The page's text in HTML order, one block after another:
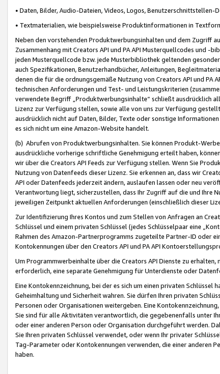
• Daten, Bilder, Audio-Dateien, Videos, Logos, Benutzerschnittstellen-
• Textmaterialien, wie beispielsweise Produktinformationen in
Neben den vorstehenden Produktwerbungsinhalten und dem Zugriff
Zusammenhang mit Creators API und PA API Musterquellcodes und
jeden Musterquellcode bzw. jede Musterbibliothek geltenden
auch Spezifikationen, Benutzerhandbücher, Anleitungen,
denen die für die ordnungsgemäße Nutzung von Creators API und PA
technischen Anforderungen und Test- und Leistungskriterien
verwendete Begriff „Produktwerbungsinhalte“ schließt ausdrücklich
Lizenz zur Verfügung stellen, sowie alle von uns zur Verfügung
ausdrücklich nicht auf Daten, Bilder, Texte oder sonstige
es sich nicht um eine Amazon-Website handelt.
(b) Abrufen von Produktwerbungsinhalten. Sie können Produkt-
ausdrückliche vorherige schriftliche Genehmigung erteilt haben,
wir über die Creators API Feeds zur Verfügung stellen. Wenn Sie
Nutzung von Datenfeeds dieser Lizenz. Sie erkennen an, dass wir
API oder Datenfeeds jederzeit ändern, auslaufen lassen oder neu
Verantwortung liegt, sicherzustellen, dass Ihr Zugriff auf die und Ihre
jeweiligen Zeitpunkt aktuellen Anforderungen (einschließlich dieser
Zur Identifizierung Ihres Kontos und zum Stellen von Anfragen an
Schlüssel und einem privaten Schlüssel (jedes Schlüsselpaar eine
Rahmen des Amazon-Partnerprogramms zugeteilte Partner-ID oder
Kontokennungen über den Creators API und PA API
Um Programmwerbeinhalte über die Creators API Dienste zu
erforderlich, eine separate Genehmigung für Unterdienste oder
Eine Kontokennzeichnung, bei der es sich um einen privaten
Geheimhaltung und Sicherheit wahren. Sie dürfen Ihren privaten
Personen oder Organisationen weitergeben. Eine
Sie sind für alle Aktivitäten verantwortlich, die gegebenenfalls unter
oder einer anderen Person oder Organisation durchgeführt werden.
Sie Ihren privaten Schlüssel verwendet, oder wenn Ihr privater
Tag-Parameter oder Kontokennungen verwenden, die einer anderen
haben.